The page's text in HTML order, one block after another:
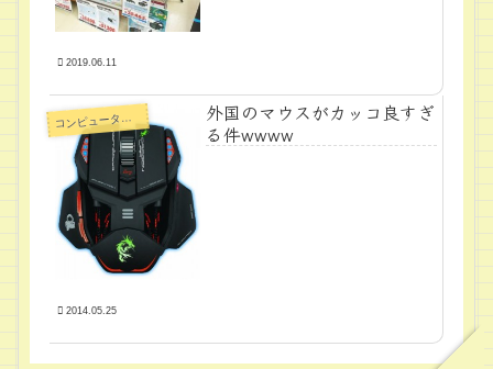
2019.06.11
コ ンピュータ周辺機器
外国のマウスがカッコ良すぎ
る件wwww
2014.05.25